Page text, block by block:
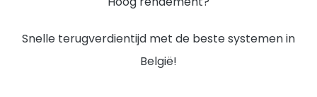
Snelle terugverdientijd met de beste systemen in
België!